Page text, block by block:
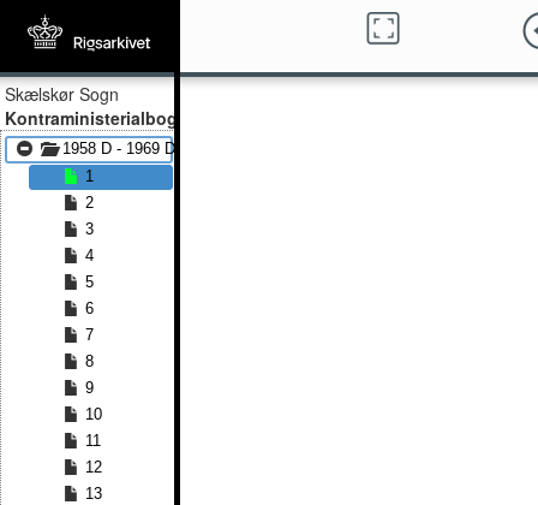
Skælskør Sogn
Kontraministerialbog
1958 D - 1969 D
1
2
3
4
5
6
7
8
9
10
11
12
13